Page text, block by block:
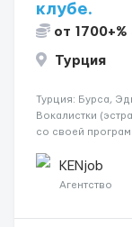
клубе.
от 1700+%
Турция
Турция: Бурса,
Вокалистки
со своей
одного до трех
KENjob
Агентство